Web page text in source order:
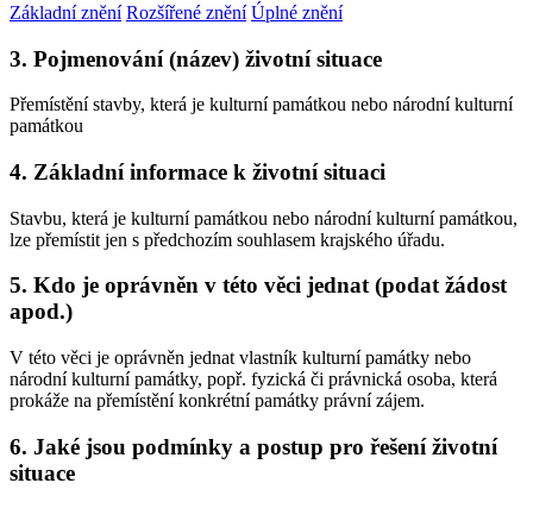
Základní znění Rozšířené znění Úplné znění
3. Pojmenování (název) životní situace
Přemístění stavby, která je kulturní památkou nebo národní kulturní
památkou
4. Základní informace k životní situaci
Stavbu, která je kulturní památkou nebo národní kulturní památkou,
lze přemístit jen s předchozím souhlasem krajského úřadu.
5. Kdo je oprávněn v této věci jednat (podat žádost
apod.)
V této věci je oprávněn jednat vlastník kulturní památky nebo
národní kulturní památky, popř. fyzická či právnická osoba, která
prokáže na přemístění konkrétní památky právní zájem.
6. Jaké jsou podmínky a postup pro řešení životní
situace